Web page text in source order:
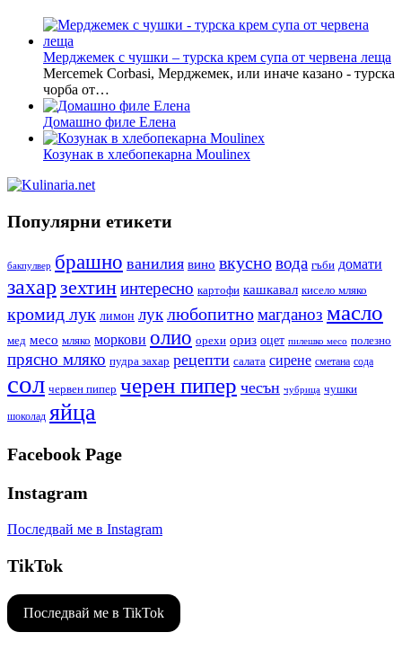
Мерджемек с чушки – турска крем супа от червена леща
Mercemek Corbasi, Мерджемек, или иначе казано - турска
чорба от…
Домашно филе Елена
Козунак в хлебопекарна Moulinex
Популярни етикети
бакпулвер брашно ванилия вино вкусновода гъби домати
захар зехтининтересно картофи кашкавал кисело мляко
кромид лук лимон луклюбопитномагданоз масло
мед месо мляко моркови олио орехи ориз оцет пилешко месо полезно
прясно мляко пудра захар рецепти салата сирене сметана сода
сол червен пипер черен пипер чесън чубрица чушки
шоколад яйца
Facebook Page
Instagram
Последвай ме в Instagram
TikTok
Последвай ме в TikTok